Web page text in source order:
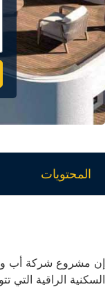
المحتويات
إن مشروع شركة أب
السكنية الراقية